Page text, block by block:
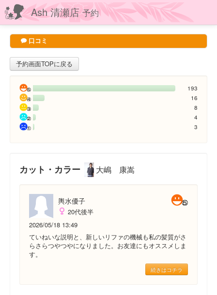
Ash 清瀬店予約
口コミ
予約画面TOPに戻る
193
16
8
4
3
カット・カラー 大嶋 康嵩
輿水優子
20代後半
2026/05/18 13:49
ていねいな説明と、新しいリファの機械も私の髪質がさ
らさらつやつやになりました。お友達にもオススメしま
す。
続きはコチラ